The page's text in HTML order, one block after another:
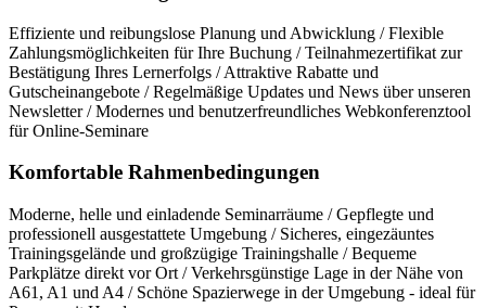
Effiziente und reibungslose Planung und Abwicklung / Flexible
Zahlungsmöglichkeiten für Ihre Buchung / Teilnahmezertifikat zur
Bestätigung Ihres Lernerfolgs / Attraktive Rabatte und
Gutscheinangebote / Regelmäßige Updates und News über unseren
Newsletter / Modernes und benutzerfreundliches Webkonferenztool
für Online-Seminare
Komfortable Rahmenbedingungen
Moderne, helle und einladende Seminarräume / Gepflegte und
professionell ausgestattete Umgebung / Sicheres, eingezäuntes
Trainingsgelände und großzügige Trainingshalle / Bequeme
Parkplätze direkt vor Ort / Verkehrsgünstige Lage in der Nähe von
A61, A1 und A4 / Schöne Spazierwege in der Umgebung - ideal für